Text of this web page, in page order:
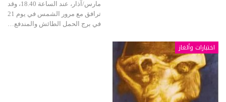
مارس/آذار، عند الساعة 18.40، وقد
ترافق مع مرور الشمس في يوم 21
في برج الحمل الطائش والمندفع…
اختبارات وألغاز